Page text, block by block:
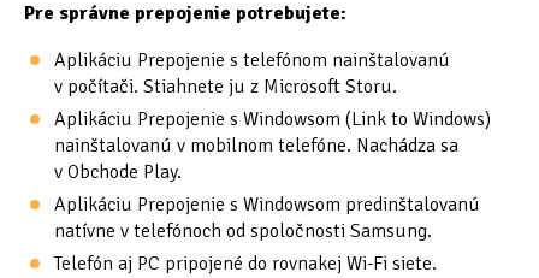
Pre správne prepojenie potrebujete:
Aplikáciu Prepojenie s telefónom nainštalovanú
v počítači. Stiahnete ju z Microsoft Storu.
Aplikáciu Prepojenie s Windowsom (Link to Windows)
nainštalovanú v mobilnom telefóne. Nachádza sa
v Obchode Play.
Aplikáciu Prepojenie s Windowsom predinštalovanú
natívne v telefónoch od spoločnosti Samsung.
Telefón aj PC pripojené do rovnakej Wi-Fi siete.